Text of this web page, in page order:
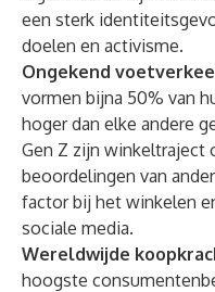
een sterk
doelen en activisme.
Ongekend
vormen bijna 50% van
hoger dan elke andere
Gen Z zijn winkeltraject
beoordelingen van
factor bij het winkelen
sociale media.
Wereldwijde
hoogste